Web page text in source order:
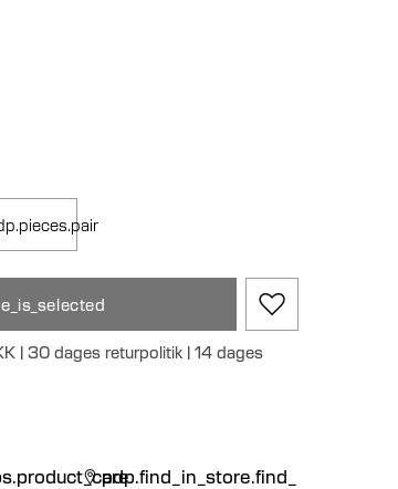
| 30 dages returpolitik | 14 dages
pdp.find_in_store.find_in_store